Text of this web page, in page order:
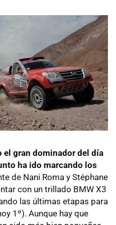
el gran dominador del día
ha ido marcando los
de Nani Roma y Stéphane
con un trillado BMW X3
las últimas etapas para
1º). Aunque hay que